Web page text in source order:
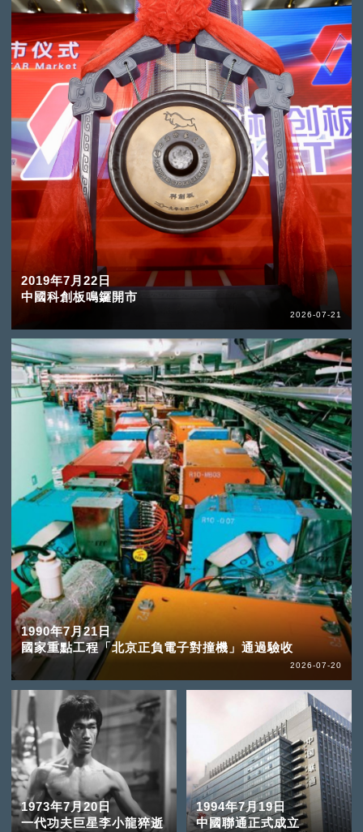
2019年7月22日
中國科創板鳴鑼開市
2026-07-21
1990年7月21日
國家重點工程「北京正負電子對撞機」通過驗收
2026-07-20
1973年7月20日
一代功夫巨星李小龍猝逝
1994年7月19日
中國聯通正式成立